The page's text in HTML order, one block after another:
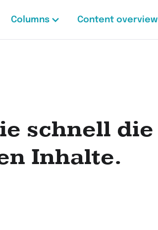
Columns Content overview
schnell die
Inhalte.